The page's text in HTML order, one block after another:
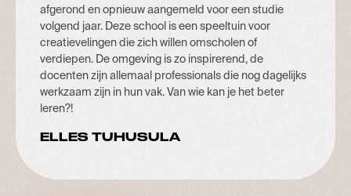
afgerond en opnieuw aangemeld voor een studie
volgend jaar. Deze school is een speeltuin voor
creatievelingen die zich willen omscholen of
verdiepen. De omgeving is zo inspirerend, de
docenten zijn allemaal professionals die nog dagelijks
werkzaam zijn in hun vak. Van wie kan je het beter
leren?!
ELLES TUHUSULA